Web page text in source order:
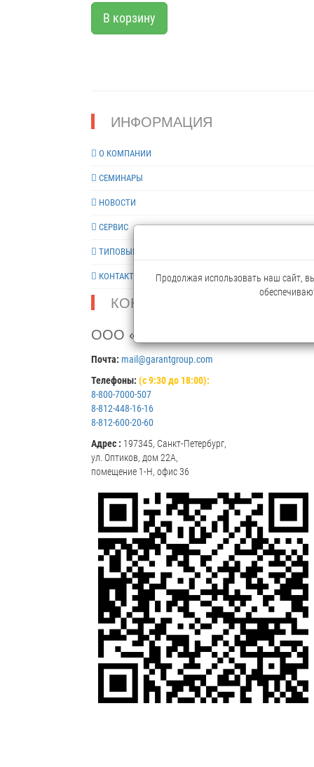
В корзину
ИНФОРМАЦИЯ
О КОМПАНИИ
СЕМИНАРЫ
НОВОСТИ
СЕРВИС
ТИПОВЫЕ РЕШЕНИЯ
КОНТАКТЫ
КОНТАКТЫ
ООО «ГАРАНТ»
Почта: mail@garantgroup.com
Телефоны: (с 9:30 до 18:00):
8-800-7000-507
8-812-448-16-16
8-812-600-20-60
Адрес : 197345, Санкт-Петербург,
ул. Оптиков, дом 22А,
помещение 1-Н, офис 36
Продолжая использовать наш сайт,